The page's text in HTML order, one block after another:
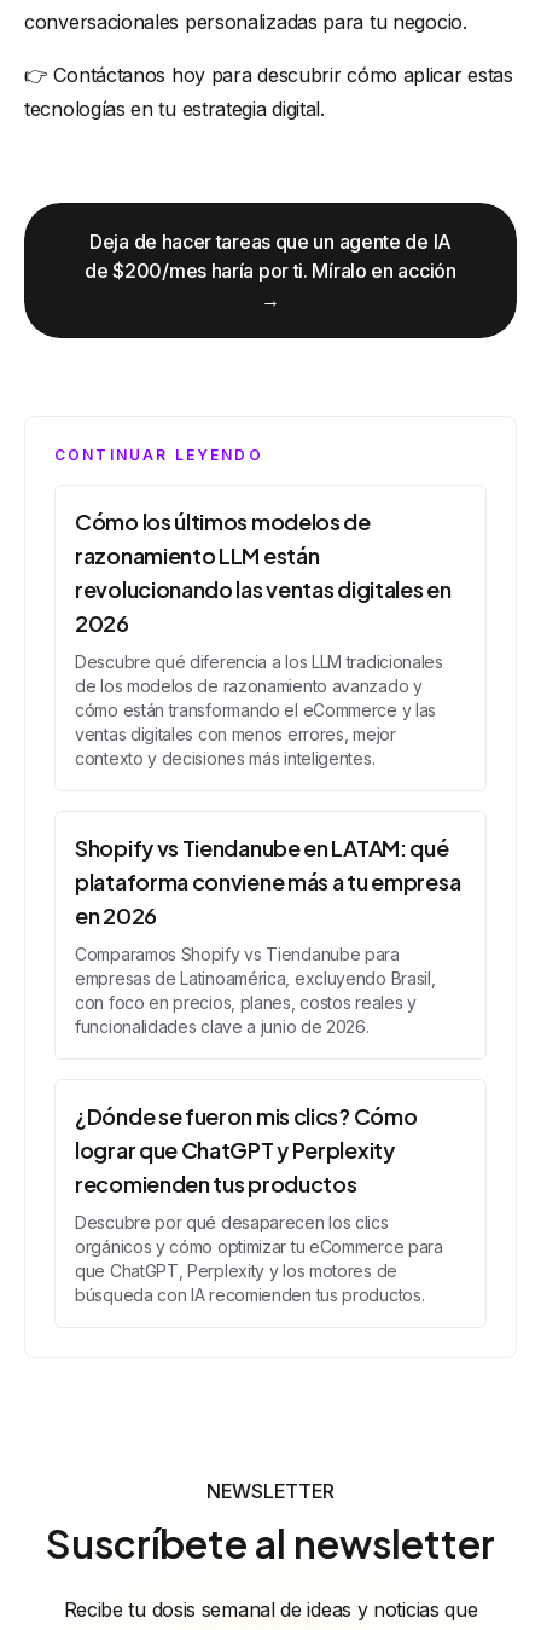
conversacionales personalizadas para tu negocio.
👉Contáctanos hoypara descubrir cómo aplicar estas
tecnologías en tu estrategia digital.
Deja de hacer tareas que un agente de IA
de $200/mes haría por ti. Míralo en acción
→
CONTINUAR LEYENDO
Cómo los últimos modelos de
razonamiento LLM están
revolucionando las ventas digitales en
2026
Descubre qué diferencia a los LLM tradicionales
de los modelos de razonamiento avanzado y
cómo están transformando el eCommerce y las
ventas digitales con menos errores, mejor
contexto y decisiones más inteligentes.
Shopify vs Tiendanube en LATAM: qué
plataforma conviene más a tu empresa
en 2026
Comparamos Shopify vs Tiendanube para
empresas de Latinoamérica, excluyendo Brasil,
con foco en precios, planes, costos reales y
funcionalidades clave a junio de 2026.
¿Dónde se fueron mis clics? Cómo
lograr que ChatGPT y Perplexity
recomienden tus productos
Descubre por qué desaparecen los clics
orgánicos y cómo optimizar tu eCommerce para
que ChatGPT, Perplexity y los motores de
búsqueda con IA recomienden tus productos.
NEWSLETTER
Suscríbete al newsletter
Recibe tu dosis semanal de ideas y noticias que